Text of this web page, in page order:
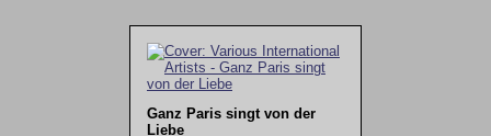
Ganz Paris singt von der
Liebe